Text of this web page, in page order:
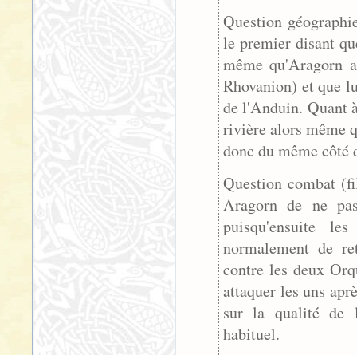
Question
le premier disant
même qu'Aragorn
Rhovanion) et que
de l'Anduin. Quant
rivière alors même
donc du même
Question combat
Aragorn de ne
puisqu'ensuite
normalement de
contre les deux
attaquer les uns
sur la qualité de
habituel.